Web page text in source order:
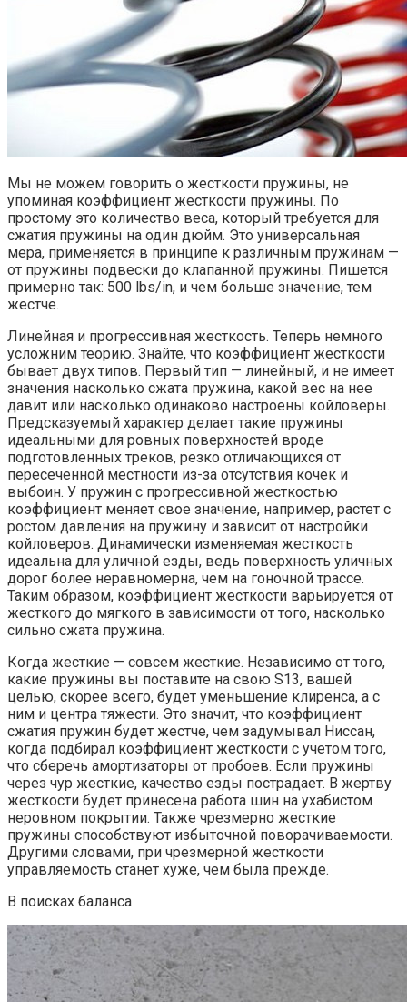
Мы не можем говорить о жесткости пружины, не
упоминая коэффициент жесткости пружины. По
простому это количество веса, который требуется для
сжатия пружины на один дюйм. Это универсальная
мера, применяется в принципе к различным пружинам —
от пружины подвески до клапанной пружины. Пишется
примерно так: 500 lbs/in, и чем больше значение, тем
жестче.
Линейная и прогрессивная жесткость. Теперь немного
усложним теорию. Знайте, что коэффициент жесткости
бывает двух типов. Первый тип — линейный, и не имеет
значения насколько сжата пружина, какой вес на нее
давит или насколько одинаково настроены койловеры.
Предсказуемый характер делает такие пружины
идеальными для ровных поверхностей вроде
подготовленных треков, резко отличающихся от
пересеченной местности из-за отсутствия кочек и
выбоин. У пружин с прогрессивной жесткостью
коэффициент меняет свое значение, например, растет с
ростом давления на пружину и зависит от настройки
койловеров. Динамически изменяемая жесткость
идеальна для уличной езды, ведь поверхность уличных
дорог более неравномерна, чем на гоночной трассе.
Таким образом, коэффициент жесткости варьируется от
жесткого до мягкого в зависимости от того, насколько
сильно сжата пружина.
Когда жесткие — совсем жесткие. Независимо от того,
какие пружины вы поставите на свою S13, вашей
целью, скорее всего, будет уменьшение клиренса, а с
ним и центра тяжести. Это значит, что коэффициент
сжатия пружин будет жестче, чем задумывал Ниссан,
когда подбирал коэффициент жесткости с учетом того,
что сберечь амортизаторы от пробоев. Если пружины
через чур жесткие, качество езды пострадает. В жертву
жесткости будет принесена работа шин на ухабистом
неровном покрытии. Также чрезмерно жесткие
пружины способствуют избыточной поворачиваемости.
Другими словами, при чрезмерной жесткости
управляемость станет хуже, чем была прежде.
В поисках баланса